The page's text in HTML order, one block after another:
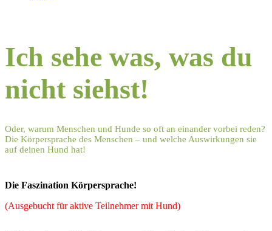
Ich sehe was, was du
nicht siehst!
Oder, warum Menschen und Hunde so oft an einander vorbei reden?
Die Körpersprache des Menschen – und welche Auswirkungen sie
auf deinen Hund hat!
Die Faszination Körpersprache!
(Ausgebucht für aktive Teilnehmer mit Hund)